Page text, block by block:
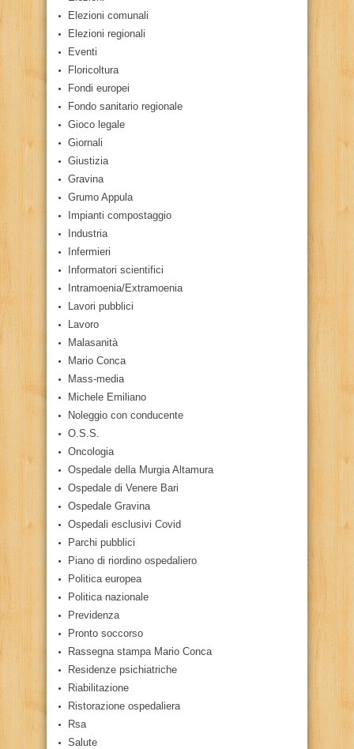
Elezioni comunali
Elezioni regionali
Eventi
Floricoltura
Fondi europei
Fondo sanitario regionale
Gioco legale
Giornali
Giustizia
Gravina
Grumo Appula
Impianti compostaggio
Industria
Infermieri
Informatori scientifici
Intramoenia/Extramoenia
Lavori pubblici
Lavoro
Malasanità
Mario Conca
Mass-media
Michele Emiliano
Noleggio con conducente
O.S.S.
Oncologia
Ospedale della Murgia Altamura
Ospedale di Venere Bari
Ospedale Gravina
Ospedali esclusivi Covid
Parchi pubblici
Piano di riordino ospedaliero
Politica europea
Politica nazionale
Previdenza
Pronto soccorso
Rassegna stampa Mario Conca
Residenze psichiatriche
Riabilitazione
Ristorazione ospedaliera
Rsa
Salute